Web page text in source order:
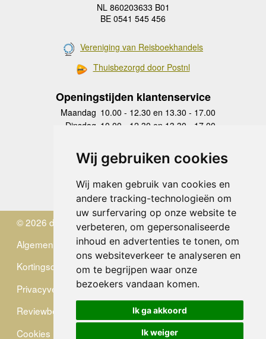
Wij gebruiken cookies
Wij maken gebruik van cookies en
andere tracking-technologieën om
uw surfervaring op onze website te
verbeteren, om gepersonaliseerde
inhoud en advertenties te tonen, om
ons websiteverkeer te analyseren en
om te begrijpen waar onze
bezoekers vandaan komen.
Ik ga akkoord
Ik weiger
NL 860203633 B01
BE 0541 545 456
Vereniging van Reisboekhandels
Thuisbezorgd door Postnl
Openingstijden klantenservice
Maandag 10.00 - 12.30 en 13.30 - 17.00
Dinsdag 10.00 - 12.30 en 13.30 - 17.00
Donderdag
10.00 - 12.30 en 13.30 - 17.00
Vrijdag 10.00 - 12.30 en 13.30 - 17.00
Zaterdag
gesloten
Zondag gesloten
© 2026 de Zwerver
Algemene Voorwaarden
Kortingscode
Privacyverklaring
Reviewbeleid
Cookies